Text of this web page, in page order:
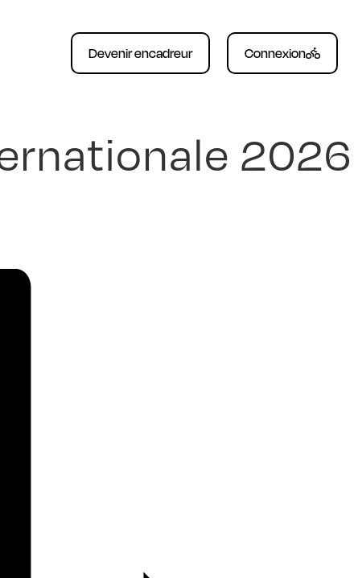
Devenir encadreur Connexion
2026